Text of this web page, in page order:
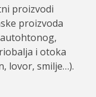
proizvodi
proizvoda
i otoka
lovor, smilje…).